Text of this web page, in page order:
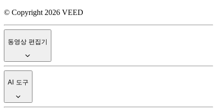
© Copyright 2026 VEED
동영상 편집기
AI 도구